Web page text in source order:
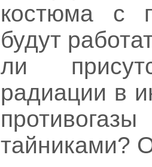
костюма с
будут
ли
радиации в
тайниками?